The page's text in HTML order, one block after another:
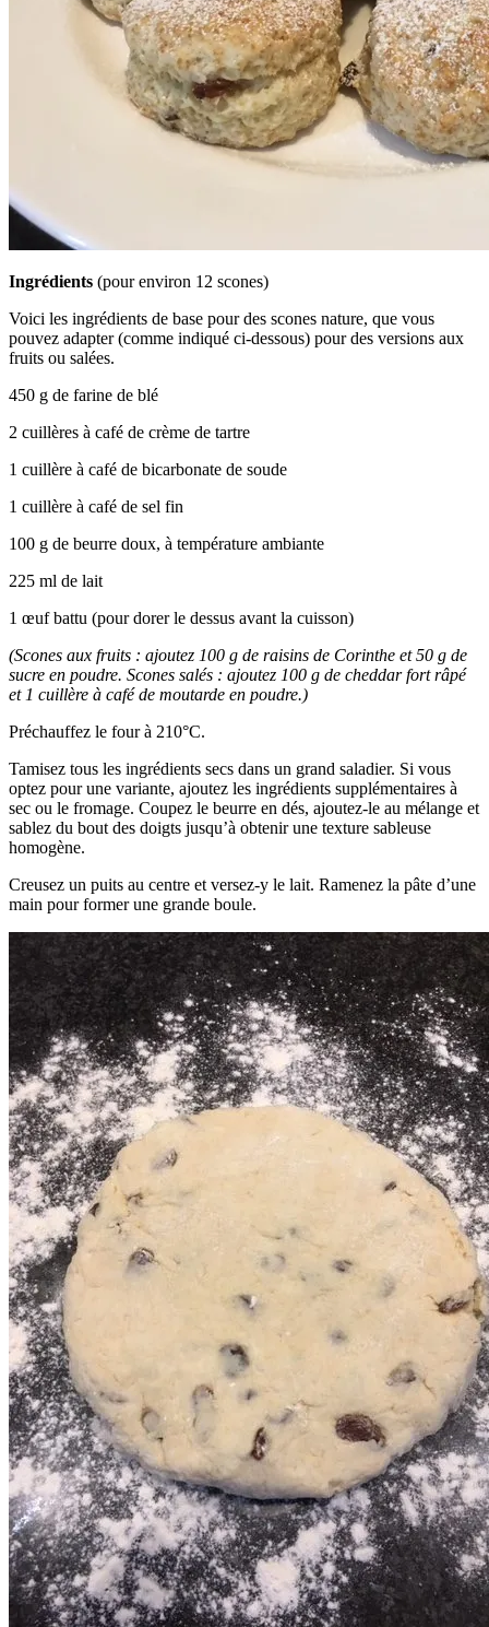
Ingrédients (pour environ 12 scones)
Voici les ingrédients de base pour des scones nature, que vous
pouvez adapter (comme indiqué ci-dessous) pour des versions aux
fruits ou salées.
450 g de farine de blé
2 cuillères à café de crème de tartre
1 cuillère à café de bicarbonate de soude
1 cuillère à café de sel fin
100 g de beurre doux, à température ambiante
225 ml de lait
1 œuf battu (pour dorer le dessus avant la cuisson)
(Scones aux fruits : ajoutez 100 g de raisins de Corinthe et 50 g de
sucre en poudre. Scones salés : ajoutez 100 g de cheddar fort râpé
et 1 cuillère à café de moutarde en poudre.)
Préchauffez le four à 210°C.
Tamisez tous les ingrédients secs dans un grand saladier. Si vous
optez pour une variante, ajoutez les ingrédients supplémentaires à
sec ou le fromage. Coupez le beurre en dés, ajoutez-le au mélange et
sablez du bout des doigts jusqu’à obtenir une texture sableuse
homogène.
Creusez un puits au centre et versez-y le lait. Ramenez la pâte d’une
main pour former une grande boule.